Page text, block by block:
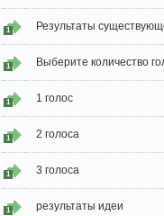
1 Результаты
1 Выберите количество
1 1 голос
1 2 голоса
1 3 голоса
1 результаты идеи